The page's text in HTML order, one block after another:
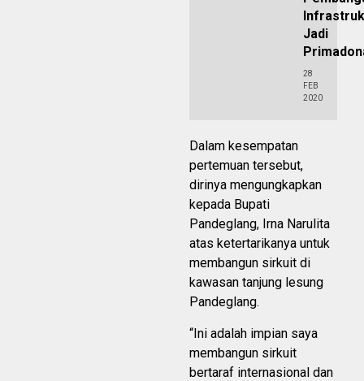
Jadi
28
FEB
2020
Dalam kesempatan
pertemuan tersebut,
dirinya mengungkapkan
kepada Bupati
Pandeglang, Irna Narulita
atas ketertarikanya untuk
membangun sirkuit di
kawasan tanjung lesung
Pandeglang.
“Ini adalah impian saya
membangun sirkuit
bertaraf internasional dan